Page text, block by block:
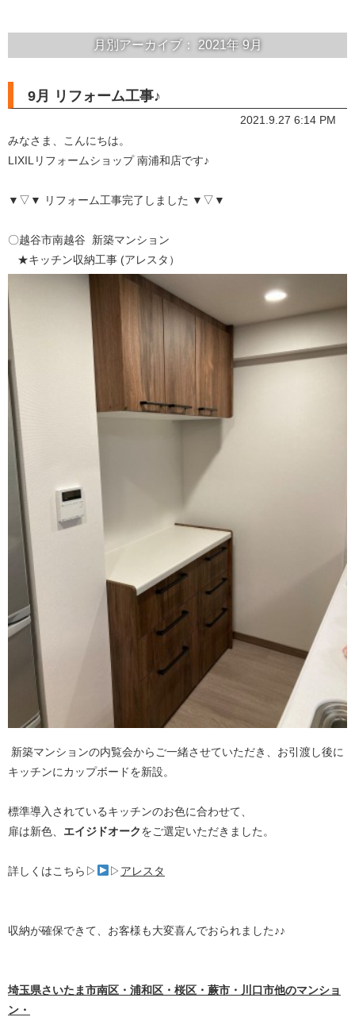
月別アーカイブ： 2021年 9月
9月 リフォーム工事♪
2021.9.27 6:14 PM
みなさま、こんにちは。
LIXILリフォームショップ 南浦和店です♪
▼▽▼ リフォーム工事完了しました ▼▽▼
〇越谷市南越谷 新築マンション
★キッチン収納工事 (アレスタ）
新築マンションの内覧会からご一緒させていただき、お引渡し後に
キッチンにカップボードを新設。
標準導入されているキッチンのお色に合わせて、
扉は新色、 エイジドオークをご選定いただきました。
詳しくはこちら▷ ▷ アレスタ
収納が確保できて、お客様も大変喜んでおられました♪♪
埼玉県さいたま市南区・浦和区・桜区・蕨市・川口市他のマンショ
ン・